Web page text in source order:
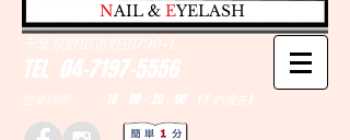
TEL 04-7197-5556
営業時間 10：00～20：00 (予約優先)
千葉県野田市野田790-1
​NAIL & EYELASH